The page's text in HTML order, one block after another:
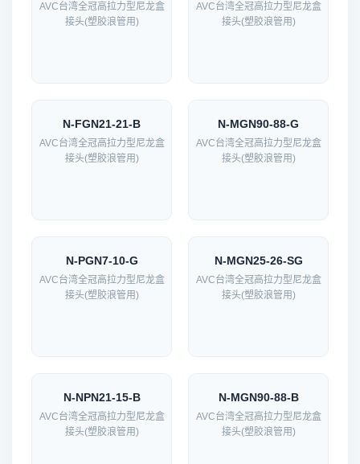
AVC台湾全冠高拉力型尼龙盒
接头(塑胶浪管用)
AVC台湾全冠高拉力型尼龙盒
接头(塑胶浪管用)
N-FGN21-21-B
AVC台湾全冠高拉力型尼龙盒
接头(塑胶浪管用)
N-MGN90-88-G
AVC台湾全冠高拉力型尼龙盒
接头(塑胶浪管用)
N-PGN7-10-G
AVC台湾全冠高拉力型尼龙盒
接头(塑胶浪管用)
N-MGN25-26-SG
AVC台湾全冠高拉力型尼龙盒
接头(塑胶浪管用)
N-NPN21-15-B
AVC台湾全冠高拉力型尼龙盒
接头(塑胶浪管用)
N-MGN90-88-B
AVC台湾全冠高拉力型尼龙盒
接头(塑胶浪管用)